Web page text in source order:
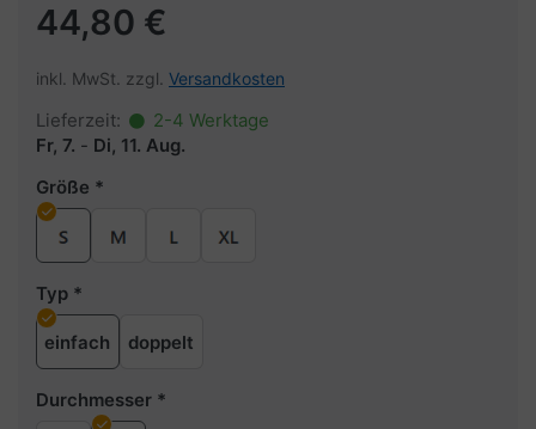
44,80 €
inkl. MwSt. zzgl. Versandkosten
Lieferzeit:
2-4 Werktage
Fr, 7. - Di, 11. Aug.
Größe
Typ
einfach doppelt
Durchmesser